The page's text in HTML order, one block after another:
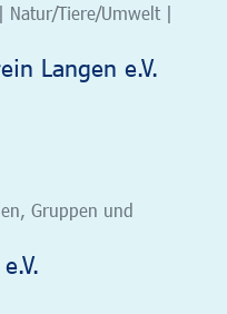
Natur/Tiere/Umwelt |
Langen e.V.
Gruppen und